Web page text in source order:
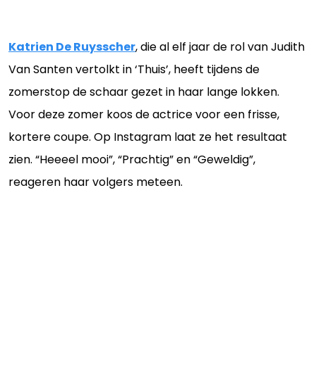
Katrien De Ruysscher, die al elf jaar de rol van Judith
Van Santen vertolkt in ‘Thuis’, heeft tijdens de
zomerstop de schaar gezet in haar lange lokken.
Voor deze zomer koos de actrice voor een frisse,
kortere coupe. Op Instagram laat ze het resultaat
zien. “Heeeel mooi”, “Prachtig” en “Geweldig”,
reageren haar volgers meteen.